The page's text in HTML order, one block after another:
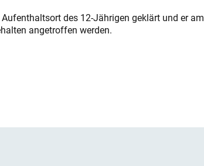
des 12-Jährigen geklärt und er am
angetroffen werden.